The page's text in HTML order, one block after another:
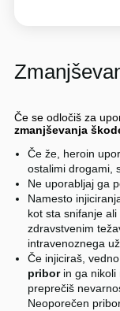
Če se odločiš za
zmanjševanja
Če že, heroin
ostalimi drogami,
Ne uporabljaj ga
Namesto
kot sta snifanje
zdravstvenim
intravenoznega
Če injiciraš,
priborin ga nikoli
preprečiš
Neoporečen